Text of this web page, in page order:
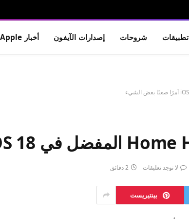
تطبيقات شروحات إصدارات الآيفون أخبار Apple
لا توجد تعليقات 2 دقائق
بينتيريست